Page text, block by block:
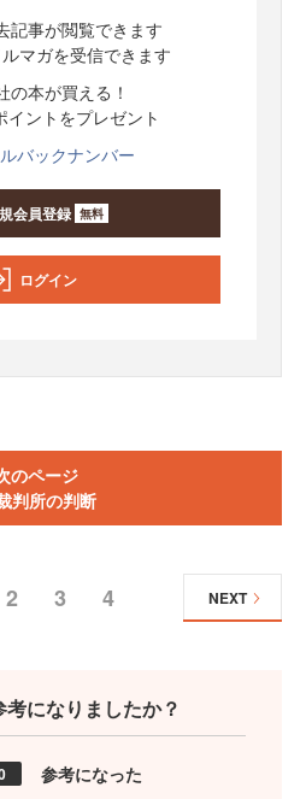
記事が閲覧できます
ルマガを受信できます
の本が買える！
イントをプレゼント
バックナンバー
会員登録 無料
ログイン
のページ
判所の判断
2 3 4 NEXT
考になりましたか？
参考になった